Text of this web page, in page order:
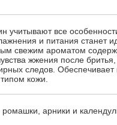
учитывают все
и питания станет
свежим ароматом
жжения после
следов.
кожи.
арники и